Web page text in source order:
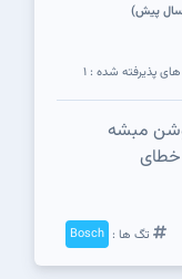
مبشه
خطای
تگ ها : Bosch